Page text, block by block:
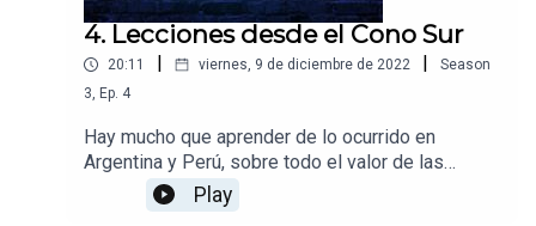
4. Lecciones desde el Cono Sur
20:11 | viernes, 9 de diciembre de 2022 |
Season
3, Ep. 4
Hay mucho que aprender de lo ocurrido en
Argentina y Perú, sobre todo el valor de las
instituciones y de los sistemas de pesos y
contrapesos.
Play